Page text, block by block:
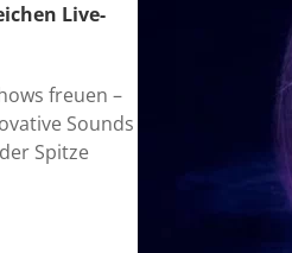
Live-
freuen –
Sounds
Spitze